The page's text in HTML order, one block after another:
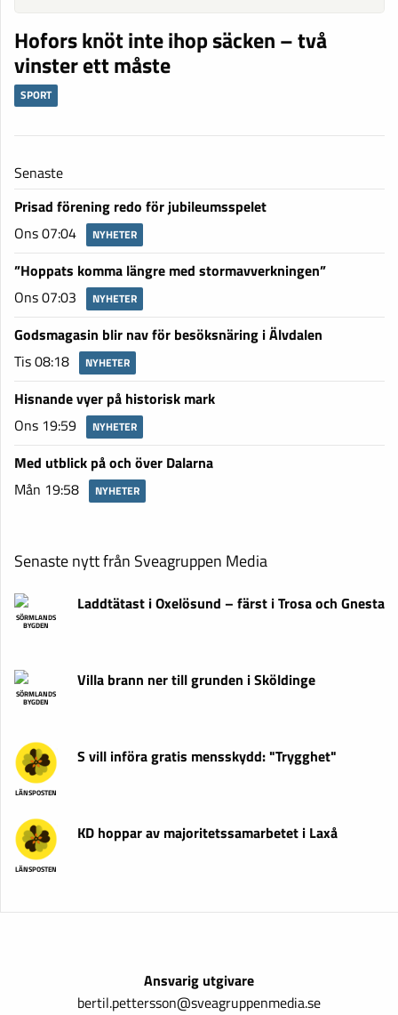
Hofors knöt inte ihop säcken – två
vinster ett måste
SPORT
Senaste
Prisad förening redo för jubileumsspelet
Ons 07:04
NYHETER
”Hoppats komma längre med stormavverkningen”
Ons 07:03
NYHETER
Godsmagasin blir nav för besöksnäring i Älvdalen
Tis 08:18
NYHETER
Hisnande vyer på historisk mark
Ons 19:59
NYHETER
Med utblick på och över Dalarna
Mån 19:58
NYHETER
Senaste nytt från Sveagruppen Media
SÖRMLANDS
BYGDEN
Laddtätast i Oxelösund – färst i Trosa och Gnesta
SÖRMLANDS
BYGDEN
Villa brann ner till grunden i Sköldinge
LÄNSPOSTEN
S vill införa gratis mensskydd: "Trygghet"
LÄNSPOSTEN
KD hoppar av majoritetssamarbetet i Laxå
Ansvarig utgivare
bertil.pettersson@sveagruppenmedia.se